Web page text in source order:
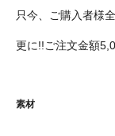
只今、ご購入者様
更に!!ご注文金額
素材